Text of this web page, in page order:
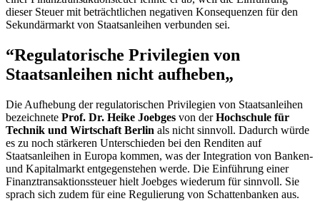
dieser Steuer mit beträchtlichen negativen Konsequenzen für den
Sekundärmarkt von Staatsanleihen verbunden sei.
“Regulatorische Privilegien von
Staatsanleihen nicht aufheben„
Die Aufhebung der regulatorischen Privilegien von Staatsanleihen
bezeichnete Prof. Dr. Heike Joebges von derHochschule für
Technik und Wirtschaft Berlin als nicht sinnvoll. Dadurch würde
es zu noch stärkeren Unterschieden bei den Renditen auf
Staatsanleihen in Europa kommen, was der Integration von Banken-
und Kapitalmarkt entgegenstehen werde. Die Einführung einer
Finanztransaktionssteuer hielt Joebges wiederum für sinnvoll. Sie
sprach sich zudem für eine Regulierung von Schattenbanken aus.